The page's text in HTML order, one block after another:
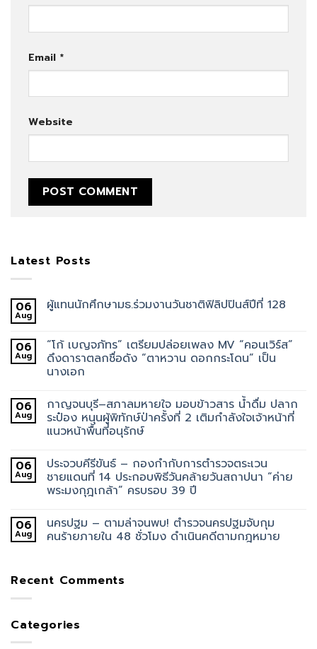
Email *
Website
Latest Posts
06
Aug
ผู้แทนนักศึกษามธ.ร่วมงานวันชาติฟิลิปปินส์ปีที่ 128
06
Aug
“โก้ เบญจภัทร” เตรียมปล่อยเพลง MV “คอนเวิร์ส”
ดึงดาราตลกชื่อดัง “ตาหวาน ดอกกระโดน” เป็น
นางเอก
06
Aug
กาญจนบุรี–สภาลมหายใจ มอบข้าวสาร น้ำดื่ม ปลาก
ระป๋อง หนุนผู้พิทักษ์ป่าครั้งที่ 2 เติมกำลังใจเจ้าหน้าที่
แนวหน้าพื้นที่อนุรักษ์
06
Aug
ประจวบคีรีขันธ์ – กองกำกับการตำรวจตระเวน
ชายแดนที่ 14 ประกอบพิธีวันคล้ายวันสถาปนา “ค่าย
พระมงกุฎเกล้า” ครบรอบ 39 ปี
06
Aug
นครปฐม – ตามล่าจนพบ! ตำรวจนครปฐมจับกุม
คนร้ายภายใน 48 ชั่วโมง ดำเนินคดีตามกฎหมาย
Recent Comments
Categories